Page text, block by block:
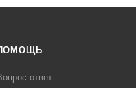
ответ